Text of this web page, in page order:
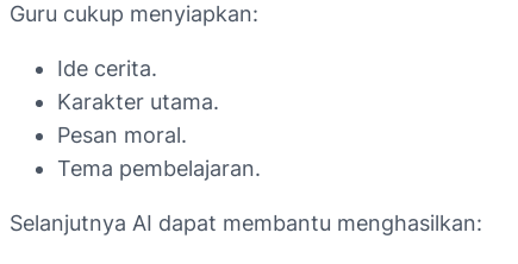
Guru cukup menyiapkan:
Ide cerita.
Karakter utama.
Pesan moral.
Tema pembelajaran.
Selanjutnya AI dapat membantu menghasilkan: